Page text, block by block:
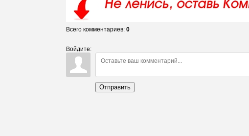
Всего комментариев: 0
Войдите:
Отправить